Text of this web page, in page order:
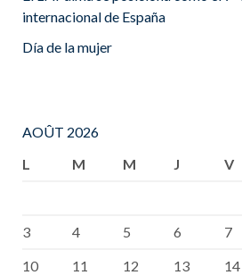
internacional de España
Día de la mujer
AOÛT 2026
L
M M J V
3
4 5 6 7
10
11 12 13 14